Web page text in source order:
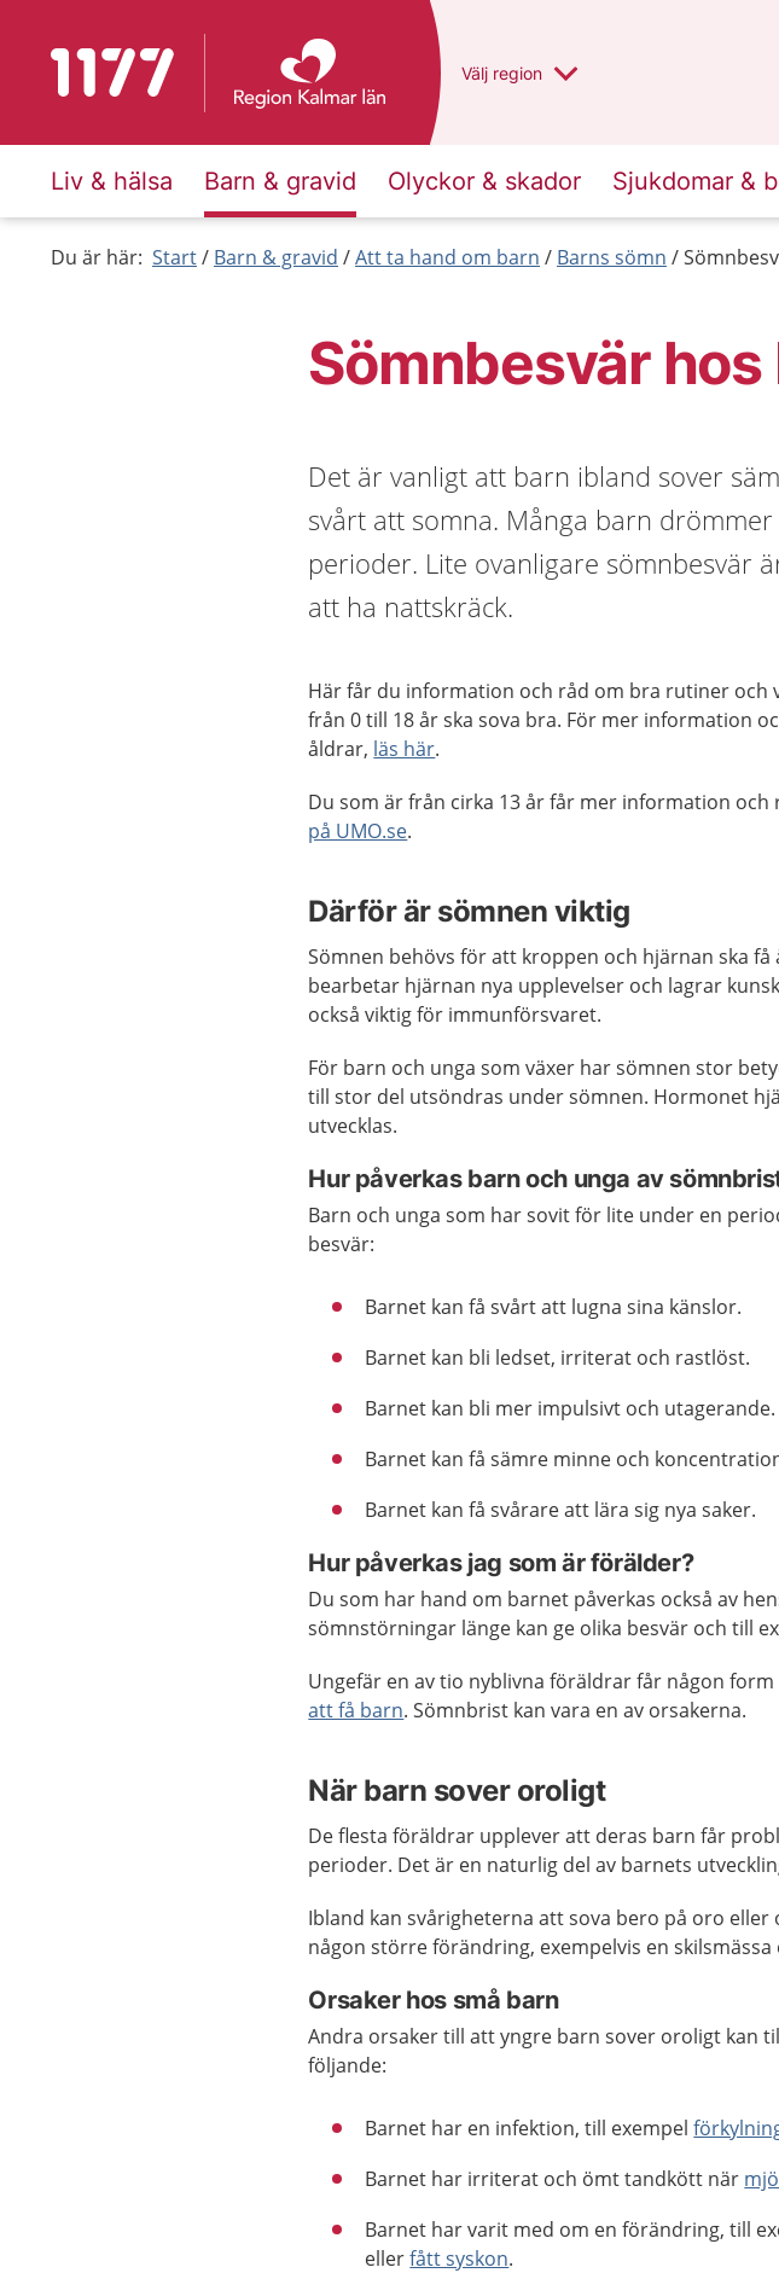
Till startsidan för 1177 Du har valt region
Välj en annan
region
Liv & hälsa Barn & gravid Olyckor & skador Sjukdomar &
Du är här: Start Barn & gravid Att ta hand om barn Barns sömn
Sömnbesvär hos
Det är vanligt att barn ibland sover
svårt att somna. Många barn
perioder. Lite ovanligare sömnbesvär
att ha nattskräck.
Här får du information och råd om bra rutiner och
från 0 till 18 år ska sova bra. För mer information
åldrar, läs här.
Du som är från cirka 13 år får mer information
på UMO.se.
Därför är sömnen viktig
Sömnen behövs för att kroppen och hjärnan ska
bearbetar hjärnan nya upplevelser och lagrar
också viktig för immunförsvaret.
För barn och unga som växer har sömnen stor
till stor del utsöndras under sömnen. Hormonet
utvecklas.
Hur påverkas barn och unga av
Barn och unga som har sovit för lite under en
besvär:
Barnet kan få svårt att lugna sina känslor.
Barnet kan bli ledset, irriterat och rastlöst.
Barnet kan bli mer impulsivt och utagerande.
Barnet kan få sämre minne och
Barnet kan få svårare att lära sig nya saker.
Hur påverkas jag som är förälder?
Du som har hand om barnet påverkas också av
sömnstörningar länge kan ge olika besvär och till
Ungefär en av tio nyblivna föräldrar får någon form
att få barn. Sömnbrist kan vara en av orsakerna.
När barn sover oroligt
De flesta föräldrar upplever att deras barn får
perioder. Det är en naturlig del av barnets
Ibland kan svårigheterna att sova bero på oro eller
någon större förändring, exempelvis en skilsmässa
Orsaker hos små barn
Andra orsaker till att yngre barn sover oroligt kan
följande:
Barnet har en infektion, till exempel
Barnet har irriterat och ömt tandkött när
Barnet har varit med om en förändring, till
ellerfått syskon.